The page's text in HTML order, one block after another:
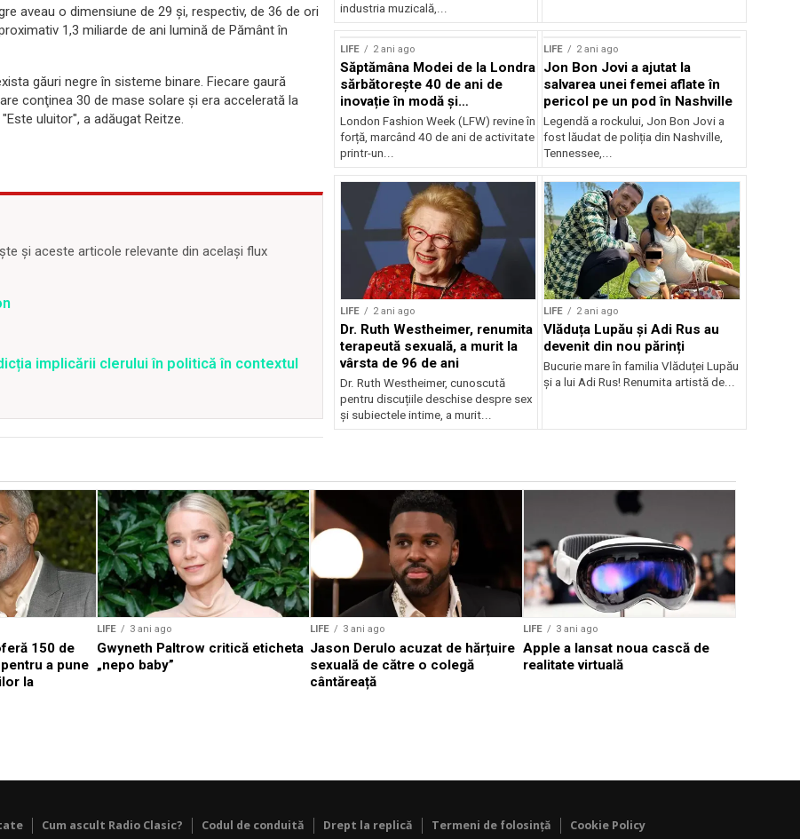
aveau o dimensiune de 29 şi, respectiv, de 36 de ori
1,3 miliarde de ani lumină de Pământ în
găuri negre în sisteme binare. Fiecare gaură
conţinea 30 de mase solare şi era accelerată la
uluitor", a adăugat Reitze.
și aceste articole relevante din același flux
implicării clerului în politică în contextul
industria muzicală,...
LIFE 2 ani ago
Săptămâna Modei de la Londra
sărbătorește 40 de ani de
inovație în modă și
sustenabilitate
London Fashion Week (LFW) revine în
forță, marcând 40 de ani de activitate
printr-un...
LIFE 2 ani ago
Jon Bon Jovi a ajutat la
salvarea unei femei aflate în
pericol pe un pod în Nashville
Legendă a rockului, Jon Bon Jovi a
fost lăudat de poliția din Nashville,
Tennessee,...
LIFE 2 ani ago
Dr. Ruth Westheimer, renumita
terapeută sexuală, a murit la
vârsta de 96 de ani
Dr. Ruth Westheimer, cunoscută
pentru discuțiile deschise despre sex
și subiectele intime, a murit...
LIFE 2 ani ago
Vlăduța Lupău și Adi Rus au
devenit din nou părinți
Bucurie mare în familia Vlăduței Lupău
și a lui Adi Rus! Renumita artistă de...
150 de
a pune
la
LIFE 3 ani ago
Gwyneth Paltrow critică eticheta
„nepo baby”
LIFE 3 ani ago
Jason Derulo acuzat de hărțuire
sexuală de către o colegă
cântăreață
LIFE 3 ani ago
Apple a lansat noua cască de
realitate virtuală
Cum ascult Radio Clasic? Codul de conduită Drept la replică Termeni de folosință Cookie Policy